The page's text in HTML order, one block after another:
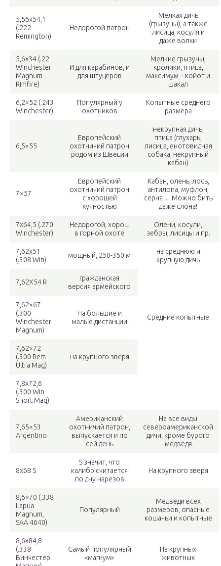
5,56х54,1
(.222
Remington)
Недорогой патрон
Мелкая дичь
(грызуны), а также
лисица, косуля и
даже волки
5,6х34 (.22
Winchester
Magnum
Rimfire)
И для карабинов, и
для штуцеров
Мелкие грызуны,
кролики, птица,
максимум – койот и
шакал
6,2×52 (.243
Winchester)
Популярный у
охотников
Копытные среднего
размера
6,5×55
Европейский
охотничий патрон
родом из Швеции
некрупная дичь,
птица (глухарь,
лисица, енотовидная
собака, некрупный
кабан)
7×57
Европейский
охотничий патрон
с хорошей
кучностью
Кабан, олень, лось,
антилопа, муфлон,
серна… Можно бить
даже слона!
7х64,5 (.270
Winchester)
Недорогой, хорош
в горной охоте
Олени, косули,
зебры, лисицы и пр.
7,62х51
(.308 Win)
мощный, 250-350 м
на среднюю и
крупную дичь
7,62Х54 R
гражданская
версия армейского
7,62×67
(.300
Winchester
Magnum)
На большие и
малые дистанции
Средние копытные
7,62×72
(.300 Rem
Ultra Mag)
на крупного зверя
7,8х72,6
(.300 Win
Short Mag)
7,65×53
Argentino
Американский
охотничий патрон,
выпускается и по
сей день
На все виды
североамериканской
дичи, кроме бурого
медведя
8х68 S
S значит, что
калибр считается
по дну нарезов
На крупного зверя
8,6×70 (.338
Lapua
Magnum,
SAA 4640)
Популярный
Медведи всех
размеров, опасные
кошачьи и копытные
8,6х84,8
(.338
Винчестер
Самый популярный
«магнум»
На крупных
животных